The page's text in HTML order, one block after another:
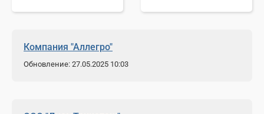
Компания "Аллегро"
Обновление: 27.05.2025 10:03